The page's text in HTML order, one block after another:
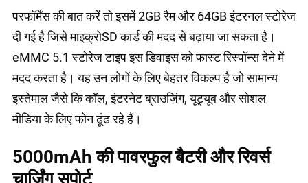
परफॉर्मेंस की बात करें तो इसमें 2GB रैम और 64GB इंटरनल स्टोरेज
दी गई है जिसे माइक्रोSD कार्ड की मदद से बढ़ाया जा सकता है।
eMMC 5.1 स्टोरेज टाइप इस डिवाइस को फास्ट रिस्पॉन्स देने में
मदद करता है। यह उन लोगों के लिए बेहतर विकल्प है जो सामान्य
इस्तेमाल जैसे कि कॉल, इंटरनेट ब्राउज़िंग, यूट्यूब और सोशल
मीडिया के लिए फोन ढूंढ रहे हैं।
5000mAh की पावरफुल बैटरी और रिवर्स